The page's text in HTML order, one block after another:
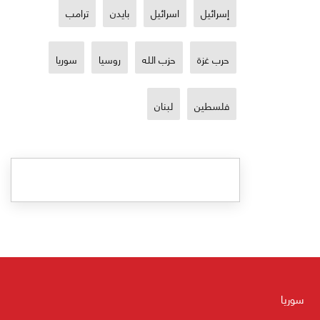
إسرائيل اسرائيل بايدن ترامب
حرب غزة حزب الله روسيا سوريا
فلسطين لبنان
سوريا